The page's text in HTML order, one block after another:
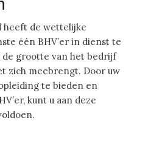
heeft de wettelijke
één BHV’er in dienst te
de grootte van het bedrijf
zich meebrengt. Door uw
te bieden en
kunt u aan deze